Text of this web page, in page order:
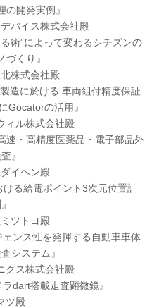
の開発実例』
バイス株式会社殿
”によって変わるシチズンの
づくり』
株式会社殿
に於ける 車両組付精度保証
Gocatorの活用』
ィル株式会社殿
・高精度医薬品・電子部品外
』
イヘン殿
る給電ポイント3次元位置計
ツトヨ殿
ンス性を発揮する自動車車体
システム』
クス株式会社殿
搭載走査顕微鏡』
ツ殿